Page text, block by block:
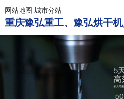
网站地图 城市分站
重庆豫弘重工、豫弘烘干